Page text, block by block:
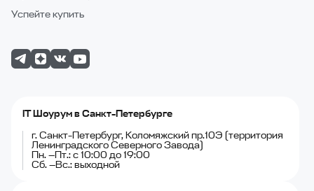
Успейте купить
IT Шоурум в Санкт-Петербурге
г. Санкт-Петербург, Коломяжский пр.10Э (территория
Ленинградского Северного Завода)
Пн. —Пт.: с 10:00 до 19:00
Сб. —Вс.: выходной